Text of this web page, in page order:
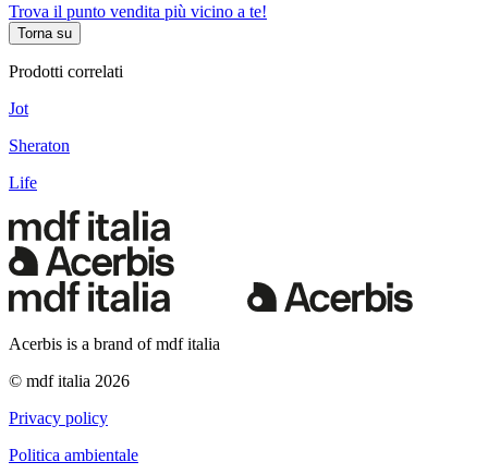
Trova il punto vendita più vicino a te!
Torna su
Prodotti correlati
Jot
Sheraton
Life
Acerbis is a brand of mdf italia
© mdf italia 2026
Privacy policy
Politica ambientale